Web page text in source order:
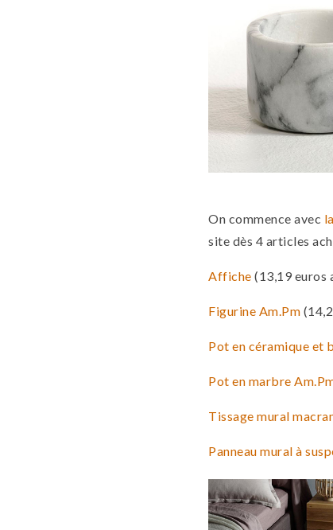
On commence avec
site dès 4 articles
Affiche (13,19 euros
Figurine Am.Pm
Pot en céramique et
Pot en marbre
Tissage mural
Panneau mural à